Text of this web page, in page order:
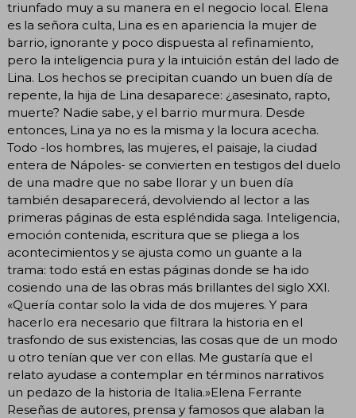
triunfado muy a su manera en el negocio local. Elena
es la señora culta, Lina es en apariencia la mujer de
barrio, ignorante y poco dispuesta al refinamiento,
pero la inteligencia pura y la intuición están del lado de
Lina. Los hechos se precipitan cuando un buen día de
repente, la hija de Lina desaparece: ¿asesinato, rapto,
muerte? Nadie sabe, y el barrio murmura. Desde
entonces, Lina ya no es la misma y la locura acecha.
Todo -los hombres, las mujeres, el paisaje, la ciudad
entera de Nápoles- se convierten en testigos del duelo
de una madre que no sabe llorar y un buen día
también desaparecerá, devolviendo al lector a las
primeras páginas de esta espléndida saga. Inteligencia,
emoción contenida, escritura que se pliega a los
acontecimientos y se ajusta como un guante a la
trama: todo está en estas páginas donde se ha ido
cosiendo una de las obras más brillantes del siglo XXI.
«Quería contar solo la vida de dos mujeres. Y para
hacerlo era necesario que filtrara la historia en el
trasfondo de sus existencias, las cosas que de un modo
u otro tenían que ver con ellas. Me gustaría que el
relato ayudase a contemplar en términos narrativos
un pedazo de la historia de Italia.»Elena Ferrante
Reseñas de autores, prensa y famosos que alaban la